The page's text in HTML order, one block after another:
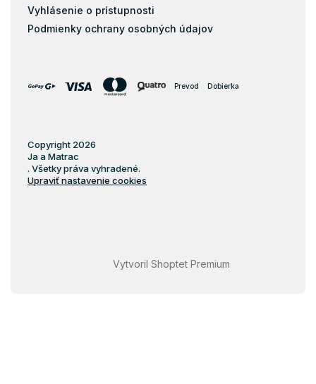
pohankove-matrace
Pružiny
Penové matrace 90x160
Penové matrace 80x190
Vyhlásenie o prístupnosti
Podmienky ochrany osobných údajov
Prevod Dobierka
Vytvoril Shoptet Premium
Copyright 2026
Ja a Matrac
. Všetky práva vyhradené.
Upraviť nastavenie cookies